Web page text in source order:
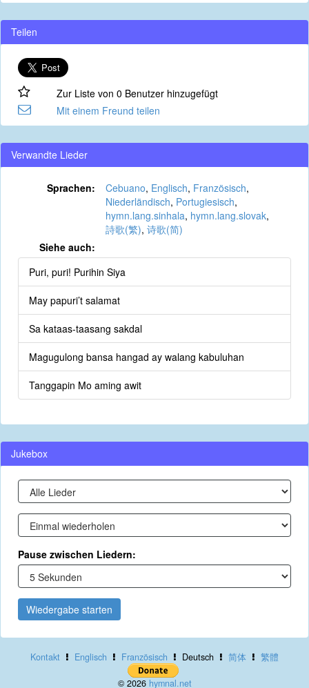
Teilen
Zur Liste von 0 Benutzer hinzugefügt
Mit einem Freund teilen
Verwandte Lieder
Sprachen: Cebuano, Englisch, Französisch,
Niederländisch, Portugiesisch,
hymn.lang.sinhala, hymn.lang.slovak,
詩歌(繁), 诗歌(简)
Siehe auch:
Puri, puri! Purihin Siya
May papuri’t salamat
Sa kataas-taasang sakdal
Magugulong bansa hangad ay walang kabuluhan
Tanggapin Mo aming awit
Jukebox
Pause zwischen Liedern:
Wiedergabe starten
Kontakt Englisch Französisch Deutsch 简体 繁體
© 2026 hymnal.net